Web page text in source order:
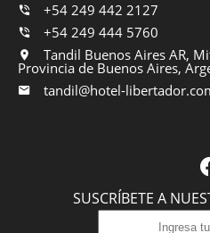
+54 249 442 2127
+54 249 444 5760
Tandil Buenos Aires AR,
Provincia de Buenos Aires,
tandil@hotel-
SUSCRÍBETE A